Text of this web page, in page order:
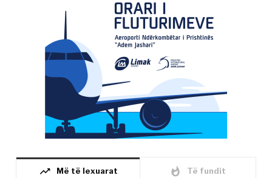
trending_up Më të lexuarat whatshot Të fundit